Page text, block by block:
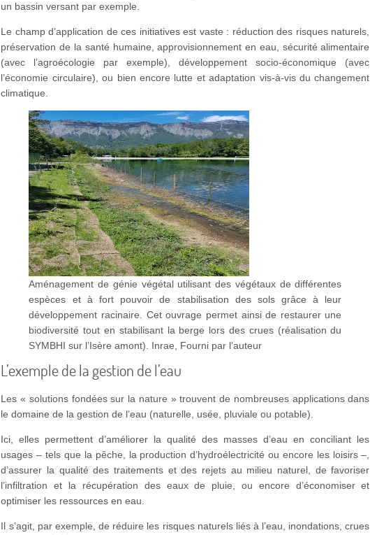
un bassin versant par exemple.
Le champ d’application de ces initiatives est vaste : réduction des risques naturels,
préservation de la santé humaine, approvisionnement en eau, sécurité alimentaire
(avec l’agroécologie par exemple), développement socio-économique (avec
l’économie circulaire), ou bien encore lutte et adaptation vis-à-vis du changement
climatique.
Aménagement de génie végétal utilisant des végétaux de différentes
espèces et à fort pouvoir de stabilisation des sols grâce à leur
développement racinaire. Cet ouvrage permet ainsi de restaurer une
biodiversité tout en stabilisant la berge lors des crues (réalisation du
SYMBHI sur l’Isère amont). Inrae, Fourni par l’auteur
L’exemple de la gestion de l’eau
Les « solutions fondées sur la nature » trouvent de nombreuses applications dans
le domaine de la gestion de l’eau (naturelle, usée, pluviale ou potable).
Ici, elles permettent d’améliorer la qualité des masses d’eau en conciliant les
usages – tels que la pêche, la production d’hydroélectricité ou encore les loisirs –,
d’assurer la qualité des traitements et des rejets au milieu naturel, de favoriser
l’infiltration et la récupération des eaux de pluie, ou encore d’économiser et
optimiser les ressources en eau.
Il s’agit, par exemple, de réduire les risques naturels liés à l’eau, inondations, crues